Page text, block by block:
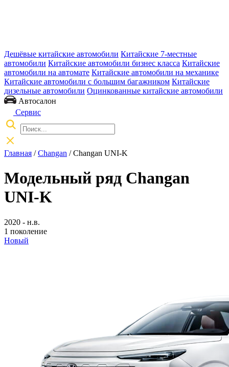
Дешёвые китайские автомобили Китайские 7-местные
автомобили Китайские автомобили бизнес класса Китайские
автомобили на автомате Китайские автомобили на механике
Китайские автомобили с большим багажником Китайские
дизельные автомобили Оцинкованные китайские автомобили
Автосалон
Сервис
Главная /Changan / Changan UNI-K
Модельный ряд Changan
UNI-K
2020 - н.в.
1 поколение
Новый